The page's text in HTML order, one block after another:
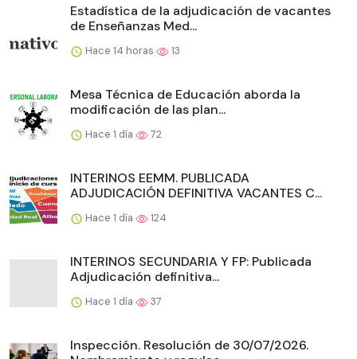
Estadística de la adjudicación de vacantes
de Enseñanzas Med...
Hace 14 horas 13
Mesa Técnica de Educación aborda la
modificación de las plan...
Hace 1 día 72
INTERINOS EEMM. PUBLICADA
ADJUDICACIÓN DEFINITIVA VACANTES C...
Hace 1 día 124
INTERINOS SECUNDARIA Y FP: Publicada
Adjudicación definitiva...
Hace 1 día 37
Inspección. Resolución de 30/07/2026.